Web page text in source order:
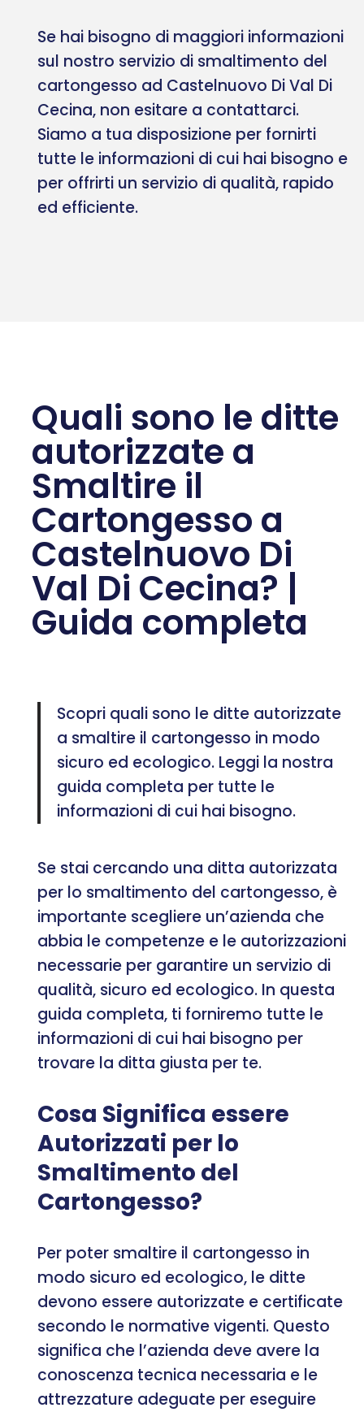
Se hai bisogno di maggiori informazioni
sul nostro servizio di smaltimento del
cartongesso ad Castelnuovo Di Val Di
Cecina, non esitare a contattarci.
Siamo a tua disposizione per fornirti
tutte le informazioni di cui hai bisogno e
per offrirti un servizio di qualità, rapido
ed efficiente.
Quali sono le ditte
autorizzate a
Smaltire il
Cartongesso a
Castelnuovo Di
Val Di Cecina? |
Guida completa
Scopri quali sono le ditte autorizzate
a smaltire il cartongesso in modo
sicuro ed ecologico. Leggi la nostra
guida completa per tutte le
informazioni di cui hai bisogno.
Se stai cercando una ditta autorizzata
per lo smaltimento del cartongesso, è
importante scegliere un’azienda che
abbia le competenze e le autorizzazioni
necessarie per garantire un servizio di
qualità, sicuro ed ecologico. In questa
guida completa, ti forniremo tutte le
informazioni di cui hai bisogno per
trovare la ditta giusta per te.
Cosa Significa essere
Autorizzati per lo
Smaltimento del
Cartongesso?
Per poter smaltire il cartongesso in
modo sicuro ed ecologico, le ditte
devono essere autorizzate e certificate
secondo le normative vigenti. Questo
significa che l’azienda deve avere la
conoscenza tecnica necessaria e le
attrezzature adeguate per eseguire